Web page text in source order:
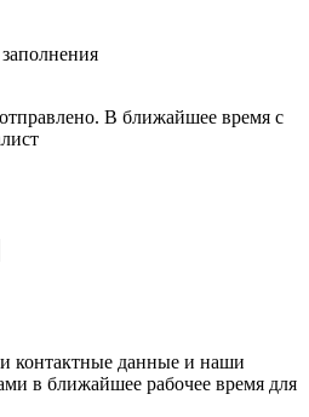
В ближайшее время с
контактные данные и наши
в ближайшее рабочее время для